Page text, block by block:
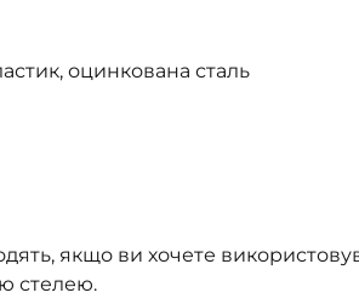
оцинкована сталь
якщо ви хочете
стелею.